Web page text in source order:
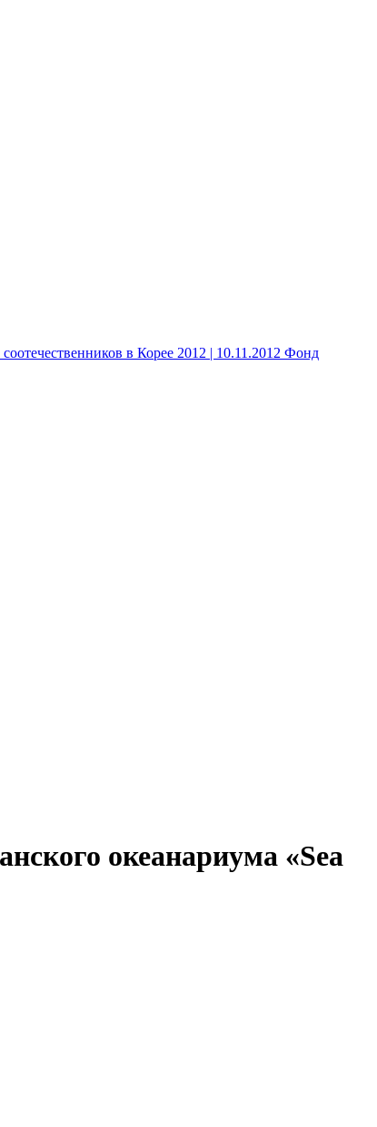
в Корее 2012 | 10.11.2012 Фонд
океанариума «Sea